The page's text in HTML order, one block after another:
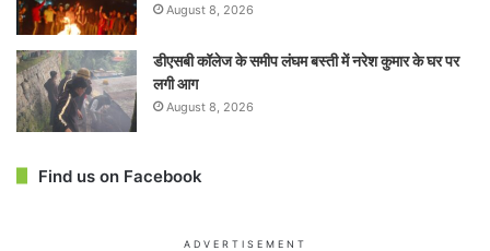
August 8, 2026
डीएसबी कॉलेज के समीप लंघम बस्ती में नरेश कुमार के घर पर
लगी आग
August 8, 2026
Find us on Facebook
ADVERTISEMENT